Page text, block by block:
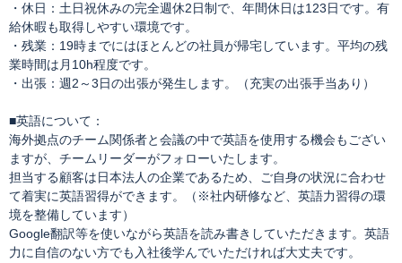
・休日：土日祝休みの完全週休2日制で、年間休日は123日です。有
給休暇も取得しやすい環境です。
・残業：19時までにはほとんどの社員が帰宅しています。平均の残
業時間は月10h程度です。
・出張：週2～3日の出張が発生します。（充実の出張手当あり）
■英語について：
海外拠点のチーム関係者と会議の中で英語を使用する機会もござい
ますが、チームリーダーがフォローいたします。
担当する顧客は日本法人の企業であるため、ご自身の状況に合わせ
て着実に英語習得ができます。（※社内研修など、英語力習得の環
境を整備しています）
Google翻訳等を使いながら英語を読み書きしていただきます。英語
力に自信のない方でも入社後学んでいただければ大丈夫です。